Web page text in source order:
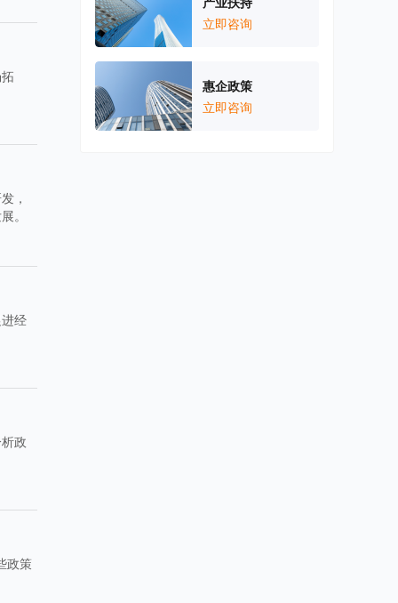
，
。
经
政
政策
立即咨询
惠企政策
立即咨询